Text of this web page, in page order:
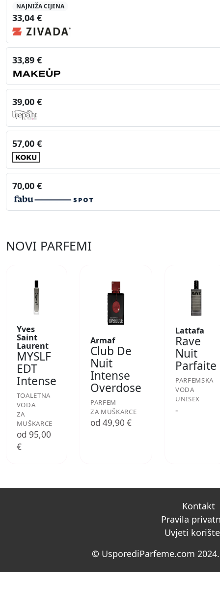
NAJNIŽA CIJENA
33,04 €
33,89 €
39,00 €
57,00 €
70,00 €
NOVI PARFEMI
Yves
Saint
Laurent
MYSLF
EDT
Intense
TOALETNA
VODA
ZA
MUŠKARCE
od 95,00
€
Armaf
Club De
Nuit
Intense
Overdose
PARFEM
ZA MUŠKARCE
od 49,90 €
Lattafa
Rave
Nuit
Parfaite
PARFEMSKA
VODA
UNISEX
-
Kontakt
Pravila
Uvjeti
© UsporediParfeme.com